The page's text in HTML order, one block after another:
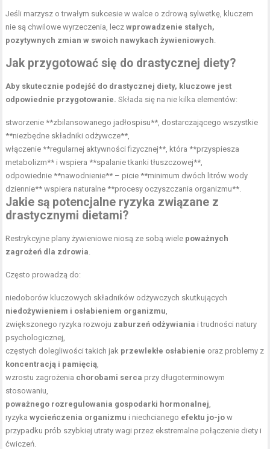
Jeśli marzysz o trwałym sukcesie w walce o zdrową sylwetkę, kluczem
nie są chwilowe wyrzeczenia, leczwprowadzenie stałych,
pozytywnych zmian w swoich nawykach żywieniowych
Jak przygotować się do drastycznej diety?
Aby skutecznie podejść do drastycznej diety, kluczowe jest
odpowiednie przygotowanie. Składa się na nie kilka elementów:
stworzenie **zbilansowanego jadłospisu**, dostarczającego wszystkie
**niezbędne składniki odżywcze**,
włączenie **regularnej aktywności fizycznej**, która **przyspiesza
metabolizm** i wspiera **spalanie tkanki tłuszczowej**,
odpowiednie **nawodnienie** – picie **minimum dwóch litrów wody
dziennie** wspiera naturalne **procesy oczyszczania organizmu**.
Jakie są potencjalne ryzyka związane z
drastycznymi dietami?
Restrykcyjne plany żywieniowe niosą ze sobą wiele poważnych
zagrożeń dla zdrowia
Często prowadzą do:
niedoborów kluczowych składników odżywczych skutkujących
niedożywieniem i osłabieniem organizmu
zwiększonego ryzyka rozwoju zaburzeń odżywiania i trudności natury
psychologicznej,
częstych dolegliwości takich jak przewlekłe osłabienie oraz problemy z
koncentracją i pamięcią
wzrostu zagrożenia chorobami serca przy długoterminowym
stosowaniu,
poważnego rozregulowania gospodarki hormonalnej
ryzykawycieńczenia organizmu i niechcianego efektu jo-jo w
przypadku prób szybkiej utraty wagi przez ekstremalne połączenie diety i
ćwiczeń.